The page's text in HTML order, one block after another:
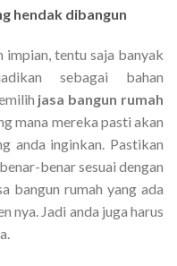
hendak dibangun
impian, tentu saja banyak
sebagai bahan
jasa bangun rumah
mana mereka pasti akan
anda inginkan. Pastikan
benar sesuai dengan
bangun rumah yang ada
nya. Jadi anda juga harus